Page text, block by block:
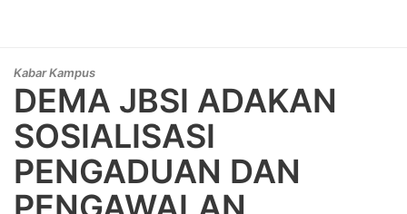
Kabar Kampus
DEMA JBSI ADAKAN
SOSIALISASI
PENGADUAN DAN